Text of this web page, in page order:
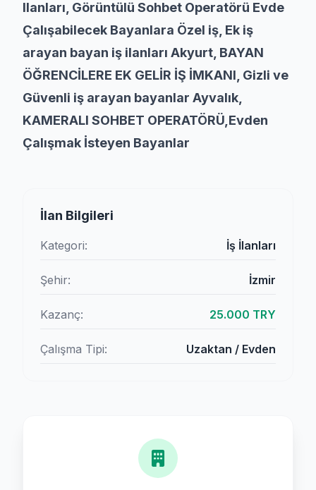
Ilanları, Görüntülü Sohbet Operatörü Evde
Çalışabilecek Bayanlara Özel iş, Ek iş
arayan bayan iş ilanları Akyurt, BAYAN
ÖĞRENCİLERE EK GELİR İŞ İMKANI, Gizli ve
Güvenli iş arayan bayanlar Ayvalık,
KAMERALI SOHBET OPERATÖRÜ,Evden
Çalışmak İsteyen Bayanlar
İlan Bilgileri
Kategori: İş İlanları
Şehir: İzmir
Kazanç: 25.000 TRY
Çalışma Tipi: Uzaktan / Evden